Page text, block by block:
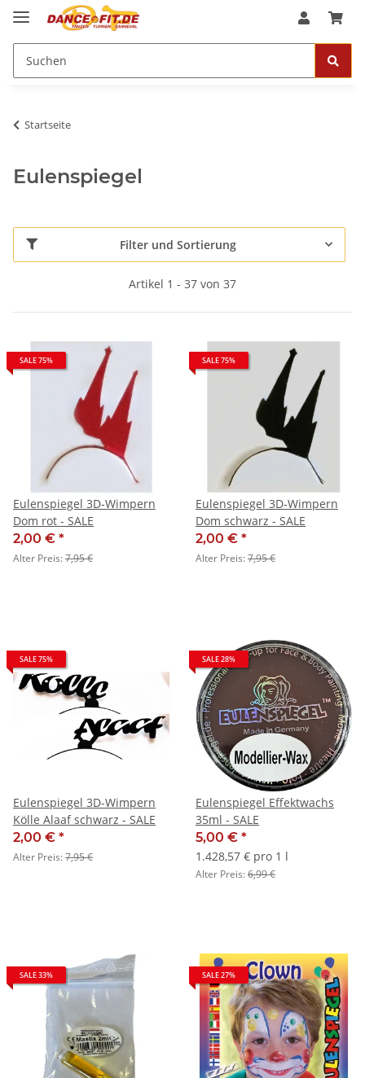
Startseite
Eulenspiegel
Filter und Sortierung
Artikel 1 - 37 von 37
SALE 75%
Eulenspiegel 3D-Wimpern
Dom rot - SALE
2,00 € *
Alter Preis:7,95 €
SALE 75%
Eulenspiegel 3D-Wimpern
Dom schwarz - SALE
2,00 € *
Alter Preis:7,95 €
SALE 75%
Eulenspiegel 3D-Wimpern
Kölle Alaaf schwarz - SALE
2,00 € *
Alter Preis:7,95 €
SALE 28%
Eulenspiegel Effektwachs
35ml - SALE
5,00 € *
1.428,57 € pro 1 l
Alter Preis:6,99 €
SALE 33% SALE 27%